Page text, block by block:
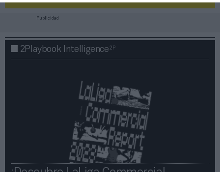
Publicidad
2Playbook Intelligence2P